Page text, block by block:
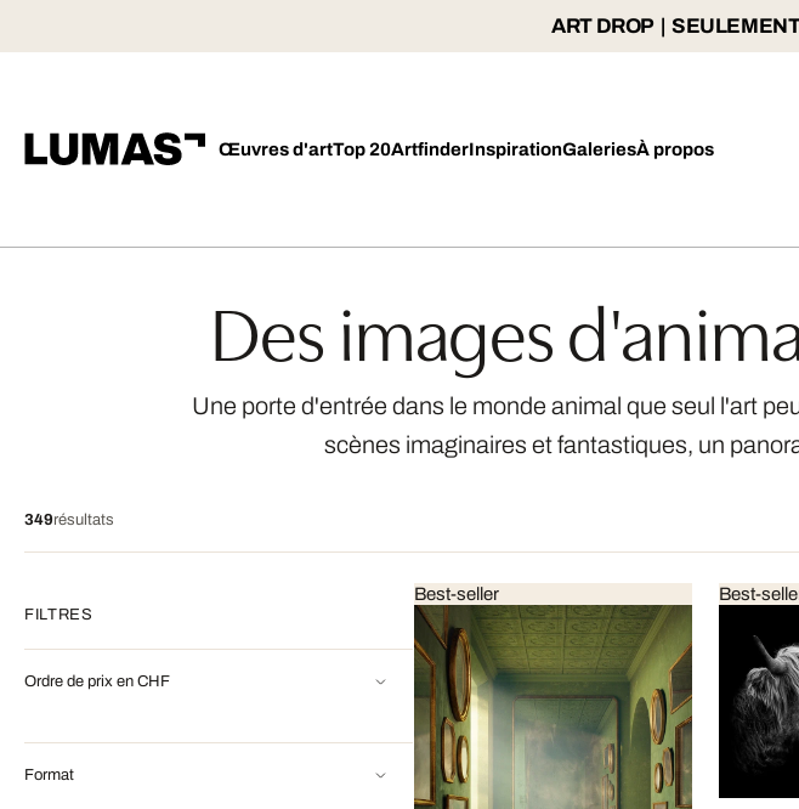
ART DROP |
Œuvres d'artTop 20ArtfinderInspirationGaleriesÀ propos
Des images
Une porte d'entrée dans le monde animal que seul l'art
scènes imaginaires et fantastiques, un
349résultats
FILTRES
Ordre de prix en CHF
Format
Best-seller Best-